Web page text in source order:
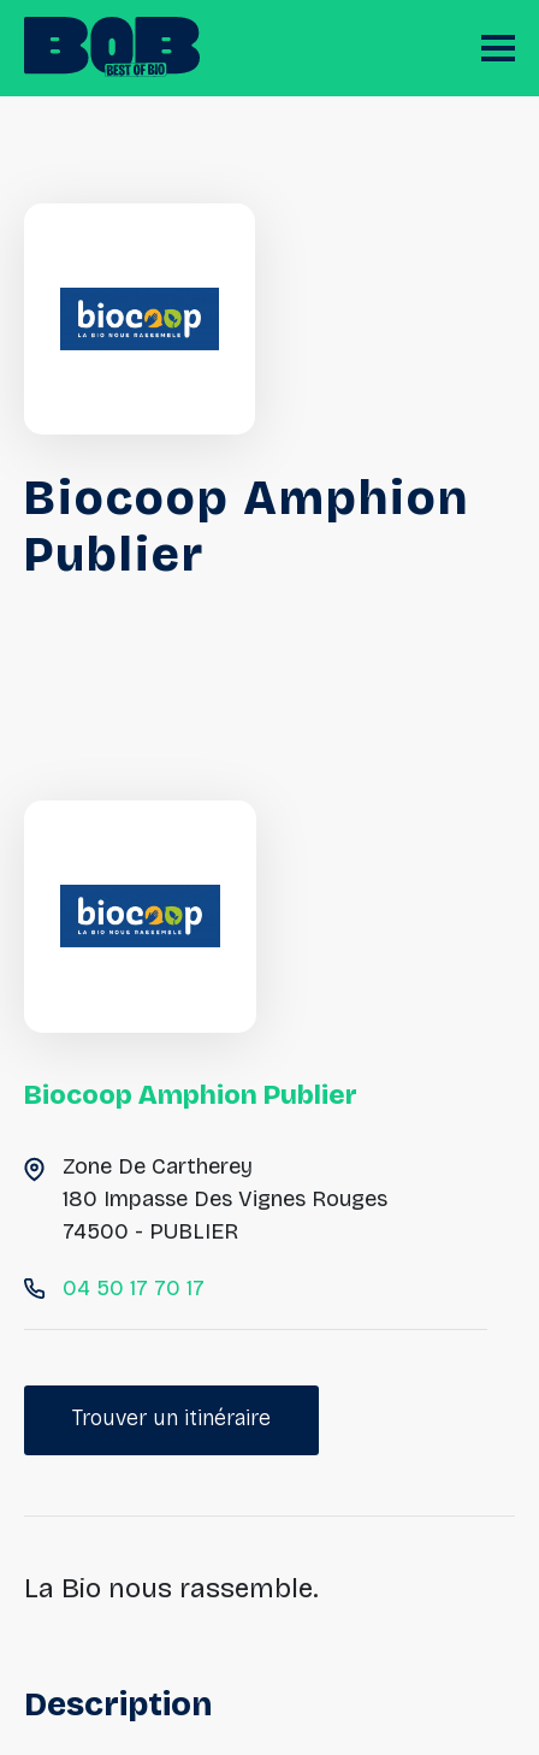
Biocoop Amphion
Publier
Biocoop Amphion Publier
Zone De Cartherey
180 Impasse Des Vignes Rouges
74500 - PUBLIER
04 50 17 70 17
Trouver un itinéraire
La Bio nous rassemble.
Description